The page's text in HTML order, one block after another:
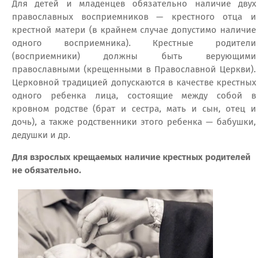
Для детей и младенцев обязательно наличие двух
православных восприемников — крестного отца и
крестной матери (в крайнем случае допустимо наличие
одного восприемника). Крестные родители
(восприемники) должны быть верующими
православными (крещенными в Православной Церкви).
Церковной традицией допускаются в качестве крестных
одного ребенка лица, состоящие между собой в
кровном родстве (брат и сестра, мать и сын, отец и
дочь), а также родственники этого ребенка — бабушки,
дедушки и др.
Для взрослых крещаемых наличие крестных родителей
не обязательно.